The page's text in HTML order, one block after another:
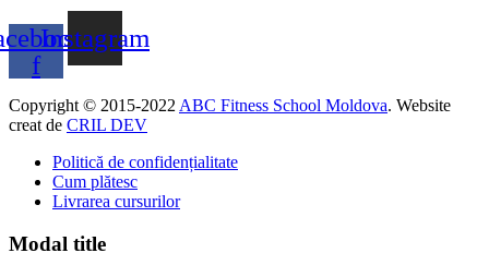
f
Instagram
Copyright © 2015-2022 ABC Fitness School Moldova. Website
creat de CRIL DEV
Politică de confidențialitate
Cum plătesc
Livrarea cursurilor
Modal title